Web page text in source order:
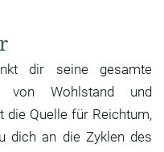
dir seine gesamte
von Wohlstand und
die Quelle für Reichtum,
dich an die Zyklen des